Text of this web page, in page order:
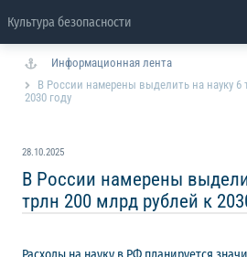
Культура безопасности
Информационная лента
В России намерены выделить на науку 6
2030 году
28.10.2025
В России намерены
трлн 200 млрд рублей к